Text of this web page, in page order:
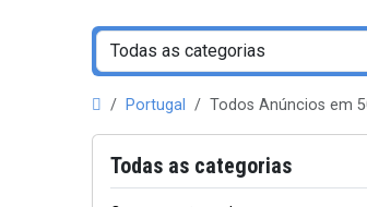
Portugal Todos Anúncios em
Todas as categorias